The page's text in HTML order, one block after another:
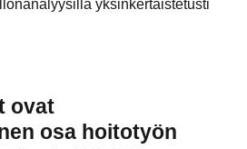
yksinkertaistetusti
ovat
osa hoitotyön